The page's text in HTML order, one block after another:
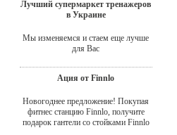
Лучший супермаркет тренажеров
в Украине
Мы изменяемся и стаем еще лучше
для Вас
Ация от Finnlo
Новогоднее предложение! Покупая
фитнес станцию Finnlo, получите
подарок гантели со стойками Finnlo